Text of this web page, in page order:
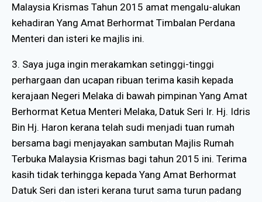
Malaysia Krismas Tahun 2015 amat mengalu-alukan
kehadiran Yang Amat Berhormat Timbalan Perdana
Menteri dan isteri ke majlis ini.
3. Saya juga ingin merakamkan setinggi-tinggi
perhargaan dan ucapan ribuan terima kasih kepada
kerajaan Negeri Melaka di bawah pimpinan Yang Amat
Berhormat Ketua Menteri Melaka, Datuk Seri Ir. Hj. Idris
Bin Hj. Haron kerana telah sudi menjadi tuan rumah
bersama bagi menjayakan sambutan Majlis Rumah
Terbuka Malaysia Krismas bagi tahun 2015 ini. Terima
kasih tidak terhingga kepada Yang Amat Berhormat
Datuk Seri dan isteri kerana turut sama turun padang